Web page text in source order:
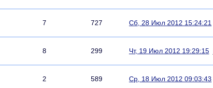
7 727 Сб, 28 Июл 2012 15:24:21
8 299 Чт, 19 Июл 2012 19:29:15
2 589 Ср, 18 Июл 2012 09:03:43